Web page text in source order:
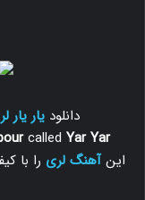
دانلودیار یار
called Yar Yar
اینآهنگ لری را با